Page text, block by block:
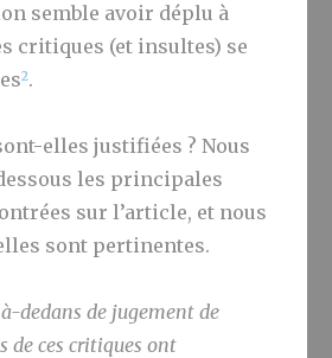
semble avoir déplu à
critiques (et insultes) se
2.
elles justifiées ? Nous
les principales
sur l’article, et nous
sont pertinentes.
dedans de jugement de
de ces critiques ont